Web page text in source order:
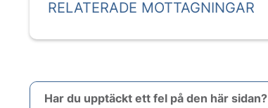
RELATERADE MOTTAGNINGAR
Har du upptäckt ett fel på den här sidan?